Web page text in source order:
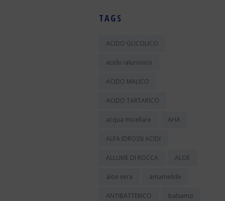
TAGS
ACIDO GLICOLICO
acido ialuronico
ACIDO MALICO
ACIDO TARTARICO
acqua micellare AHA
ALFA IDROSSI ACIDI
ALLUME DI ROCCA ALOE
aloe vera amamelide
ANTIBATTERICO balsamo